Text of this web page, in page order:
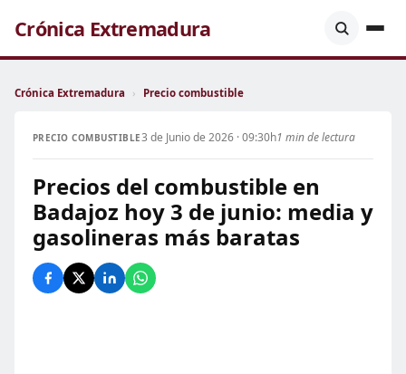
Crónica Extremadura
Crónica Extremadura › Precio combustible
PRECIO COMBUSTIBLE3 de Junio de 2026 · 09:30h1 min de lectura
Precios del combustible en
Badajoz hoy 3 de junio: media y
gasolineras más baratas